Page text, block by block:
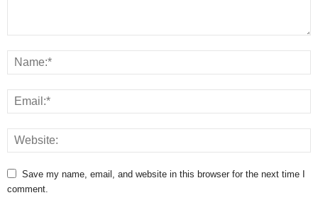
Save my name, email, and website in this browser for the next time I
comment.